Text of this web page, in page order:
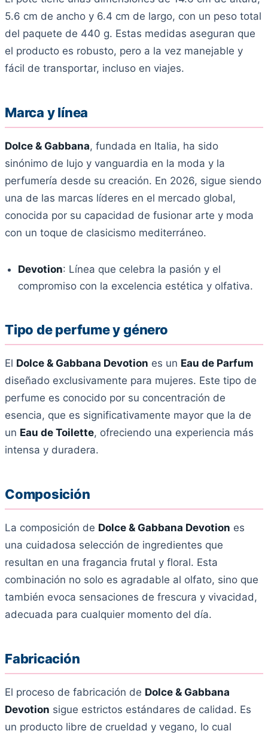
5.6 cm de ancho y 6.4 cm de largo, con un peso total
del paquete de 440 g. Estas medidas aseguran que
el producto es robusto, pero a la vez manejable y
fácil de transportar, incluso en viajes.
Marca y línea
Dolce & Gabbana, fundada en Italia, ha sido
sinónimo de lujo y vanguardia en la moda y la
perfumería desde su creación. En 2026, sigue siendo
una de las marcas líderes en el mercado global,
conocida por su capacidad de fusionar arte y moda
con un toque de clasicismo mediterráneo.
Devotion: Línea que celebra la pasión y el
compromiso con la excelencia estética y olfativa.
Tipo de perfume y género
El Dolce & Gabbana Devotion es un Eau de Parfum
diseñado exclusivamente para mujeres. Este tipo de
perfume es conocido por su concentración de
esencia, que es significativamente mayor que la de
un Eau de Toilette, ofreciendo una experiencia más
intensa y duradera.
Composición
La composición de Dolce & Gabbana Devotion es
una cuidadosa selección de ingredientes que
resultan en una fragancia frutal y floral. Esta
combinación no solo es agradable al olfato, sino que
también evoca sensaciones de frescura y vivacidad,
adecuada para cualquier momento del día.
Fabricación
El proceso de fabricación de Dolce & Gabbana
Devotion sigue estrictos estándares de calidad. Es
un producto libre de crueldad y vegano, lo cual